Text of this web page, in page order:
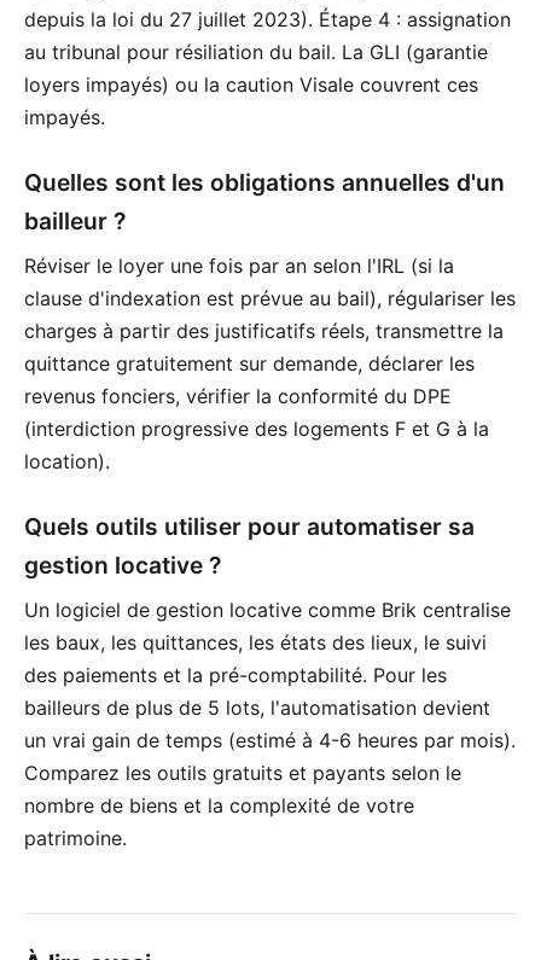
depuis la loi du 27 juillet 2023). Étape 4 : assignation
au tribunal pour résiliation du bail. La GLI (garantie
loyers impayés) ou la caution Visale couvrent ces
impayés.
Quelles sont les obligations annuelles d'un
bailleur ?
Réviser le loyer une fois par an selon l'IRL (si la
clause d'indexation est prévue au bail), régulariser les
charges à partir des justificatifs réels, transmettre la
quittance gratuitement sur demande, déclarer les
revenus fonciers, vérifier la conformité du DPE
(interdiction progressive des logements F et G à la
location).
Quels outils utiliser pour automatiser sa
gestion locative ?
Un logiciel de gestion locative comme Brik centralise
les baux, les quittances, les états des lieux, le suivi
des paiements et la pré-comptabilité. Pour les
bailleurs de plus de 5 lots, l'automatisation devient
un vrai gain de temps (estimé à 4-6 heures par mois).
Comparez les outils gratuits et payants selon le
nombre de biens et la complexité de votre
patrimoine.